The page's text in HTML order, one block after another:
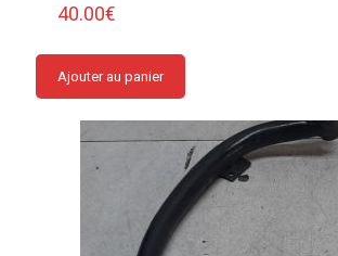
40.00€
Ajouter au panier